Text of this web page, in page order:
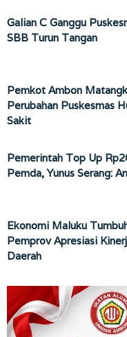
Galian C Ganggu
SBB Turun Tangan
Pemkot Ambon
Perubahan Puskesmas
Sakit
Pemerintah Top Up
Pemda, Yunus Serang:
Ekonomi Maluku
Pemprov Apresiasi
Daerah